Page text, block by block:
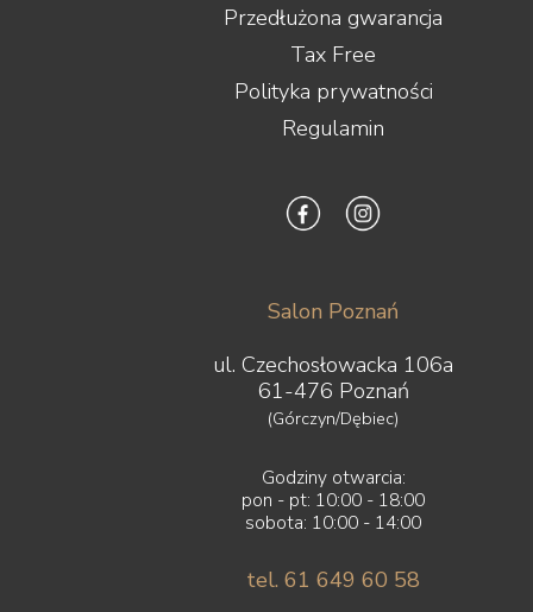
Przedłużona gwarancja
Tax Free
Polityka prywatności
Regulamin
Salon Poznań
ul. Czechosłowacka 106a
61-476 Poznań
(Górczyn/Dębiec)
Godziny otwarcia:
pon - pt: 10:00 - 18:00
sobota: 10:00 - 14:00
tel. 61 649 60 58